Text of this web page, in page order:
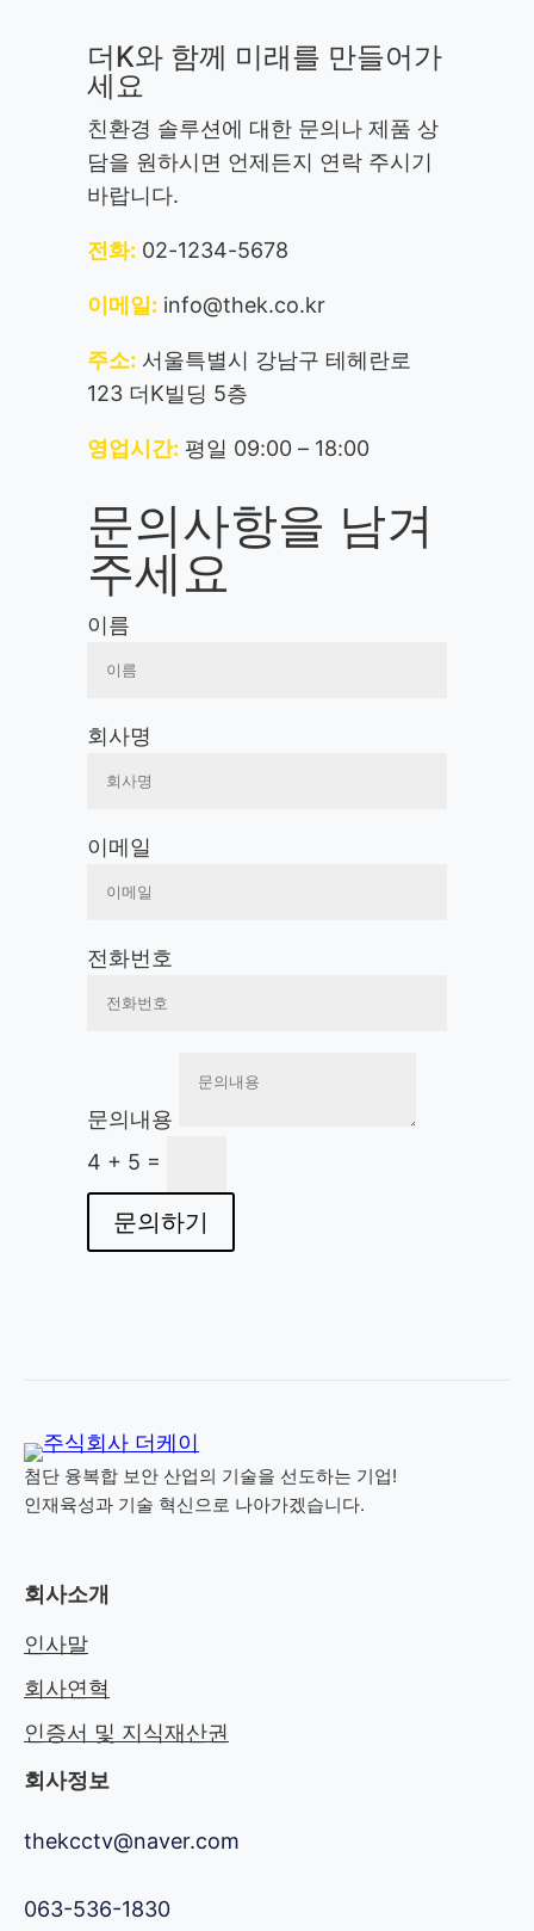
더K와 함께 미래를 만들어가
세요
친환경 솔루션에 대한 문의나 제품 상
담을 원하시면 언제든지 연락 주시기
바랍니다.
전화: 02-1234-5678
이메일: info@thek.co.kr
주소: 서울특별시 강남구 테헤란로
123 더K빌딩 5층
영업시간: 평일 09:00 – 18:00
문의사항을 남겨
주세요
이름
회사명
이메일
전화번호
문의내용
4 + 5 =
문의하기
첨단 융복합 보안 산업의 기술을 선도하는 기업!
인재육성과 기술 혁신으로 나아가겠습니다.
회사소개
인사말
회사연혁
인증서 및 지식재산권
회사정보
thekcctv@naver.com
063-536-1830